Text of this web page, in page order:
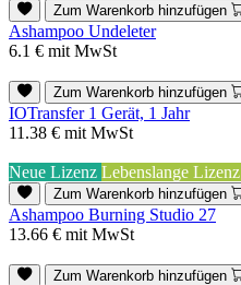
Zum Warenkorb hinzufügen
Ashampoo Undeleter
6.1 € mit MwSt
Zum Warenkorb hinzufügen
IOTransfer 1 Gerät, 1 Jahr
11.38 € mit MwSt
Neue Lizenz Lebenslange Lizenz
Zum Warenkorb hinzufügen
Ashampoo Burning Studio 27
13.66 € mit MwSt
Zum Warenkorb hinzufügen